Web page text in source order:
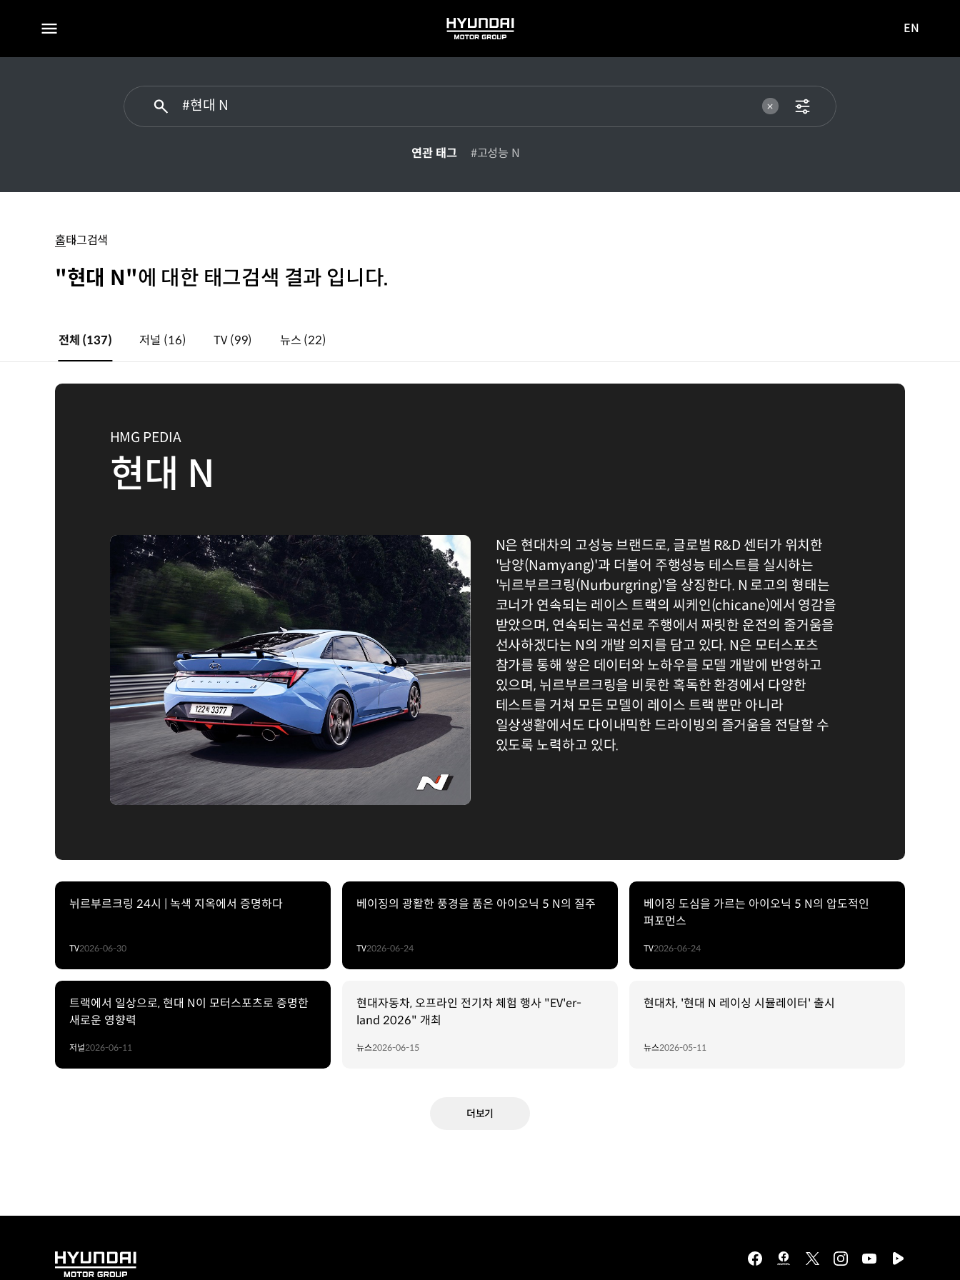
전체
HYUNDAI
MOTOR
사이트로
EN
연관 태그 #고성능 N
홈태그검색
"현대 N"에 대한 태그검색 결과 입니다.
전체 (137) 저널 (16) TV(99) 뉴스(22)
HMG PEDIA
현대 N
N은 현대차의 고성능 브랜드로, 글로벌 R&D 센터가 위치한
'남양(Namyang)'과 더불어 주행성능 테스트를 실시하는
'뉘르부르크링(Nurburgring)'을 상징한다. N 로고의 형태는
코너가 연속되는 레이스 트랙의 씨케인(chicane)에서 영감을
받았으며, 연속되는 곡선로 주행에서 짜릿한 운전의 줄거움을
선사하겠다는 N의 개발 의지를 담고 있다. N은 모터스포츠
참가를 통해 쌓은 데이터와 노하우를 모델 개발에 반영하고
있으며, 뉘르부르크링을 비롯한 혹독한 환경에서 다양한
테스트를 거쳐 모든 모델이 레이스 트랙 뿐만 아니라
일상생활에서도 다이내믹한 드라이빙의 즐거움을 전달할 수
있도록 노력하고 있다.
뉘르부르크링 24시 | 녹색 지옥에서 증명하다
TV2026-06-30
베이징의 광활한 풍경을 품은 아이오닉 5 N의 질주
TV2026-06-24
베이징 도심을 가르는 아이오닉 5 N의 압도적인
퍼포먼스
TV2026-06-24
트랙에서 일상으로, 현대 N이 모터스포츠로 증명한
새로운 영향력
저널2026-06-11
현대자동차, 오프라인 전기차 체험 행사 "EV'er-
land 2026" 개최
뉴스2026-06-15
현대차, '현대 N 레이싱 시뮬레이터' 출시
뉴스2026-05-11
더보기
HYUNDAI
facebook
hmg
twitterinstagramyoutubenaver